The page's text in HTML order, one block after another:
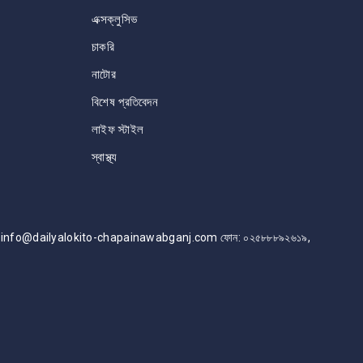
এক্সক্লুসিভ
চাকরি
নাটোর
বিশেষ প্রতিবেদন
লাইফ স্টাইল
স্বাস্থ্য
chapainawabganj.com ফোন: ০২৫৮৮৮৯২৬১৯,